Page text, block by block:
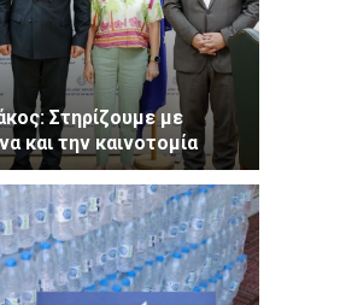
Στηρίζουμε με
και την καινοτομία